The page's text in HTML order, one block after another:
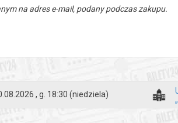
na adres e-mail, podany podczas zakupu.
, g. 18:30 (niedziela)